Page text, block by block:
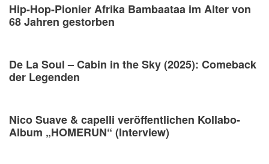
Hip-Hop-Pionier Afrika Bambaataa im Alter von
68 Jahren gestorben
De La Soul – Cabin in the Sky (2025): Comeback
der Legenden
Nico Suave & capelli veröffentlichen Kollabo-
Album „HOMERUN“ (Interview)